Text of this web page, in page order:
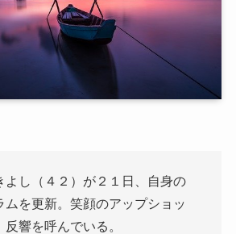
よし（４２）が２１日、自身の
ムを更新。笑顔のアップショッ
反響を呼んでいる。